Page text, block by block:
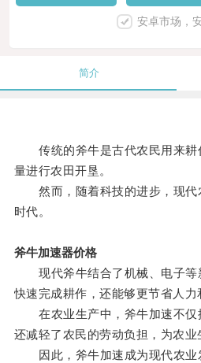
安卓市场，
简介
传统的斧牛是古代农民用来耕
量进行农田开垦。
然而，随着科技的进步，现代
时代。
斧牛加速器价格
现代斧牛结合了机械、电子等
快速完成耕作，还能够更节省人力
在农业生产中，斧牛加速不仅
还减轻了农民的劳动负担，为农业
因此，斧牛加速成为现代农业